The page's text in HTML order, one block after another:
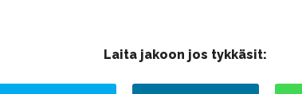
Laita jakoon jos tykkäsit: